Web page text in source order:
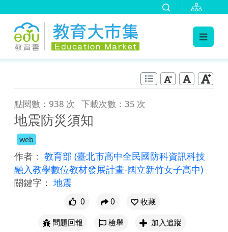
點閱數：938 次 下載次數：35 次
地震防災須知
web
作者： 教育部 (臺北市高中全民國防科資訊科技
融入教學數位教材發展計畫-國立新竹女子高中)
關鍵字： 地震
0 0
收藏
問題回報
檢舉 加入追蹤